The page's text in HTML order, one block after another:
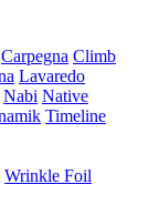
Carpegna Climb
Lavaredo
Nabi Native
Timeline
Wrinkle Foil